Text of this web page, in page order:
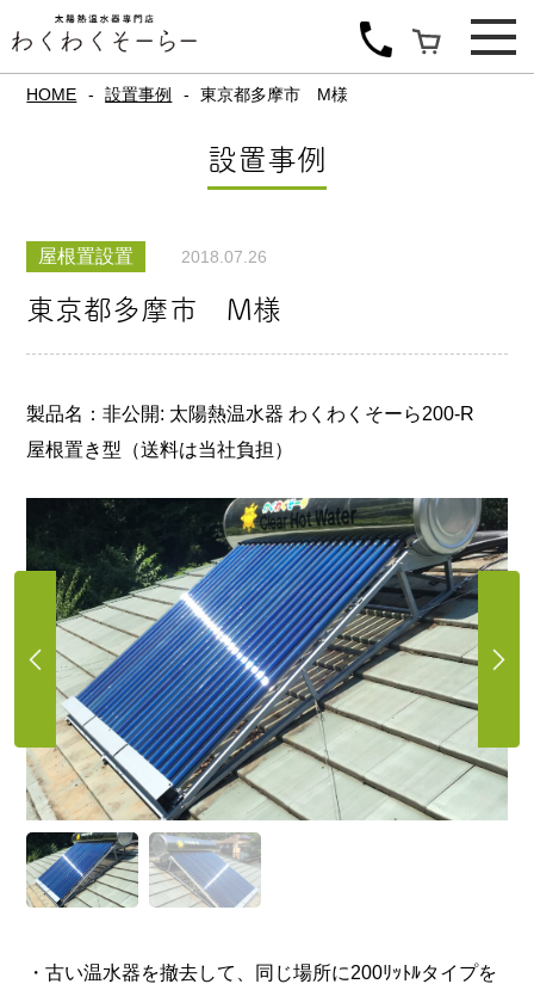
HOME 設置事例 東京都多摩市 M様
設置事例
屋根置設置 2018.07.26
東京都多摩市 M様
製品名：非公開: 太陽熱温水器 わくわくそーら200-R
屋根置き型（送料は当社負担）
・古い温水器を撤去して、同じ場所に200ﾘｯﾄﾙタイプを